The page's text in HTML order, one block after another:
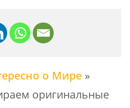
о Мире »
оригинальные